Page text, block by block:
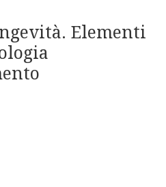
Elementi